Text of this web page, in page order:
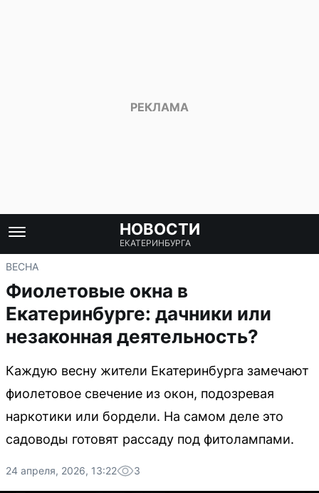
НОВОСТИ
ЕКАТЕРИНБУРГА
ВЕСНА
Фиолетовые окна в
Екатеринбурге: дачники или
незаконная деятельность?
Каждую весну жители Екатеринбурга замечают
фиолетовое свечение из окон, подозревая
наркотики или бордели. На самом деле это
садоводы готовят рассаду под фитолампами.
24 апреля, 2026, 13:22 3